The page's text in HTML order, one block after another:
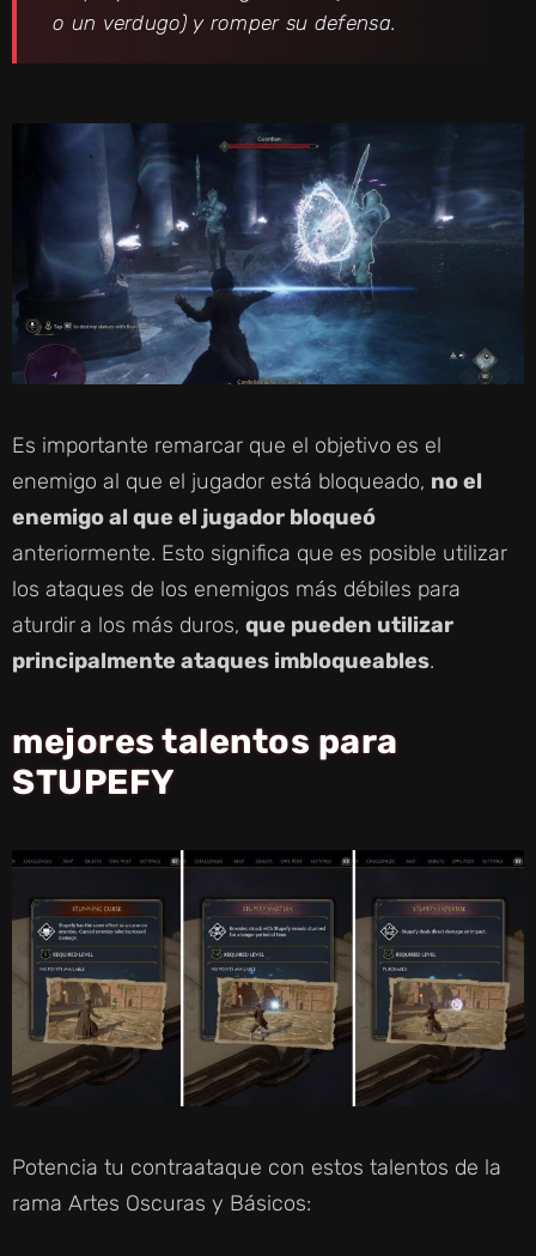
o un verdugo) y romper su defensa.
Es importante remarcar que el objetivo es el
enemigo al que el jugador está bloqueado, no el
enemigo al que el jugador bloqueó
anteriormente. Esto significa que es posible utilizar
los ataques de los enemigos más débiles para
aturdira los más duros, que pueden utilizar
principalmente ataques imbloqueables.
mejores talentos para
STUPEFY
Potencia tu contraataque con estos talentos de la
rama Artes Oscuras y Básicos: